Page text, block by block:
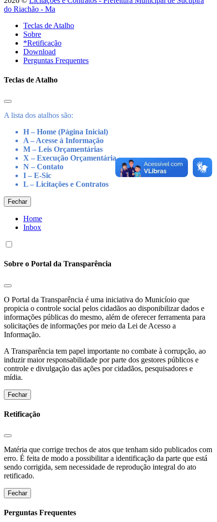
do Riachão - Ma
Teclas de Atalho
Sobre
*Retificação
Download
Perguntas Frequentes
Teclas de Atalho
A lista dos atalhos são:
H – Home (Página Inicial)
A – Acesse à Informação
M – Leis Orçamentárias
X – Execução Orçamentária
N – Contato
I – E-Sic
L – Licitações e Contratos
Fechar
Home
Inbox
Sobre o Portal da Transparência
O Portal da Transparência é uma iniciativa do Municíoio que
propicia o controle social pelos cidadãos ao disponibilizar dados e
informações públicas do mesmo, além de oferecer ferramenta para
solicitações de informações por meio da Lei de Acesso a
Informação.
A Transparência tem papel importante no combate à corrupção, ao
induzir maior responsabilidade por parte dos gestores públicos e
controle e divulgação das ações por cidadãos, pesquisadores e
mídia.
Fechar
Retificação
Matéria que corrige trechos de atos que tenham sido publicados com
erro. É feita de modo a possibilitar a identificação da parte que está
sendo corrigida, sem necessidade de reprodução integral do ato
retificado.
Fechar
Perguntas Frequentes